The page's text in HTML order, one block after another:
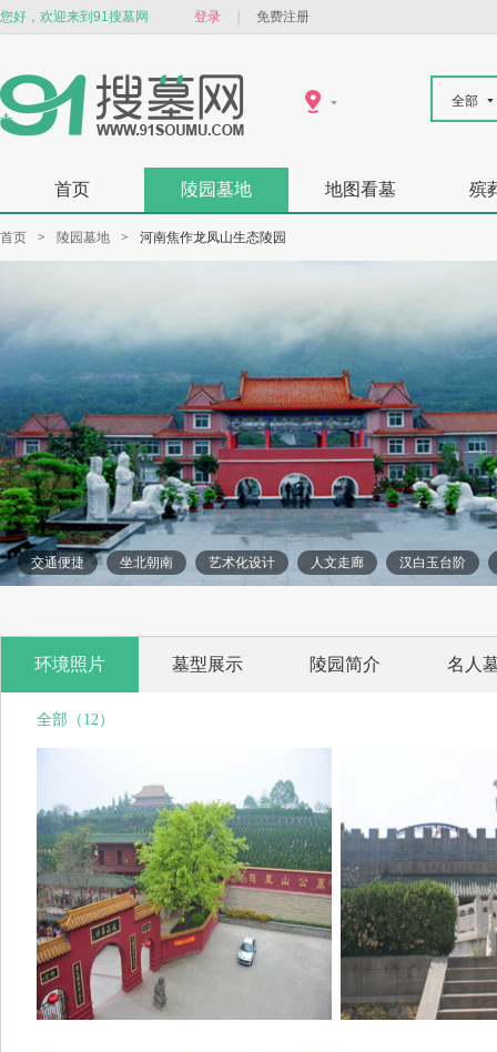
您好，欢迎来到91搜墓网 登录 免费注册
全部
首页 陵园墓地 地图看墓 殡
首页 > 陵园墓地 > 河南焦作龙凤山生态陵园
交通便捷 坐北朝南 艺术化设计 人文走廊 汉白玉台阶
环境照片 墓型展示 陵园简介 名人
全部（12）